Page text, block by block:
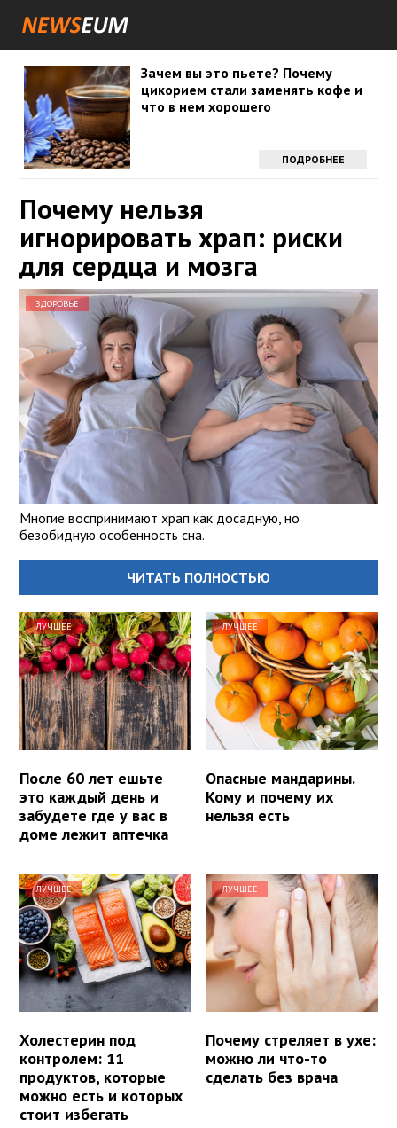
Зачем вы это пьете? Почему
цикорием стали заменять кофе и
что в нем хорошего
ПОДРОБНЕЕ
Почему нельзя
игнорировать храп: риски
для сердца и мозга
ЗДОРОВЬЕ
Многие воспринимают храп как досадную, но
безобидную особенность сна.
ЧИТАТЬ ПОЛНОСТЬЮ
ЛУЧШЕЕ
После 60 лет ешьте
это каждый день и
забудете где у вас в
доме лежит аптечка
ЛУЧШЕЕ
Опасные мандарины.
Кому и почему их
нельзя есть
ЛУЧШЕЕ
Холестерин под
контролем: 11
продуктов, которые
можно есть и которых
стоит избегать
ЛУЧШЕЕ
Почему стреляет в ухе:
можно ли что-то
сделать без врача